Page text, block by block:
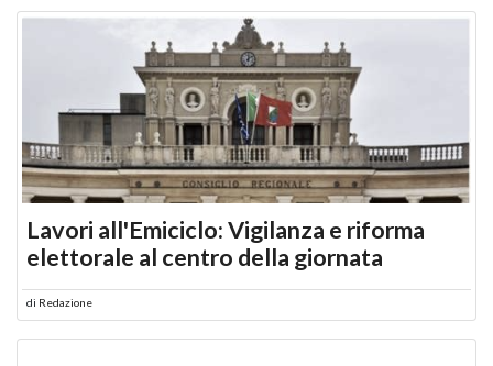
Lavori all'Emiciclo: Vigilanza e riforma
elettorale al centro della giornata
di Redazione